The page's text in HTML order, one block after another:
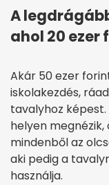
A
ahol 20 ezer
Akár 50 ezer
iskolakezdés,
tavalyhoz
helyen
mindenből az
aki pedig a
használja.